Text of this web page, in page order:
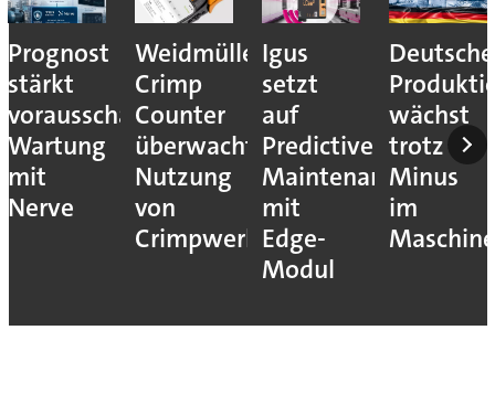
Prognost
stärkt
vorausschauende
Wartung
mit
Nerve
Weidmüller:
Crimp
Counter
überwacht
Nutzung
von
Crimpwerkzeugen
Igus
setzt
auf
Predictive
Maintenance
mit
Edge-
Modul
Deutsche
wächst
trotz
Minus
im